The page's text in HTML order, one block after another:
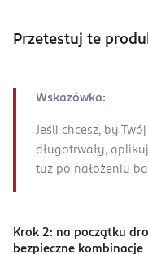
Przetestuj te
Wskazówka:
Jeśli chcesz, by
długotrwały,
tuż po nałożeniu
Krok 2: na początku
bezpieczne kombinacje